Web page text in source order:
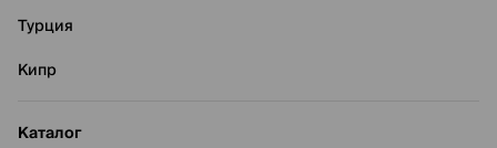
Каталог
Турция
Кипр